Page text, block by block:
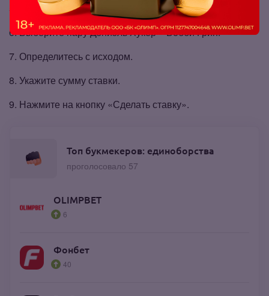
Войдите в подраздел «UFC».
Выберите пару Дэниэль Хукер – Бобби Грин.
Определитесь с исходом.
Укажите сумму ставки.
Нажмите на кнопку «Сделать ставку».
Топ букмекеров: единоборства
проголосовало 57
OLIMPBET
6
Фонбет
40